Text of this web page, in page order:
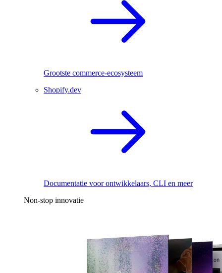
Grootste commerce-ecosysteem
Shopify.dev
Documentatie voor ontwikkelaars, CLI en meer
Non-stop innovatie